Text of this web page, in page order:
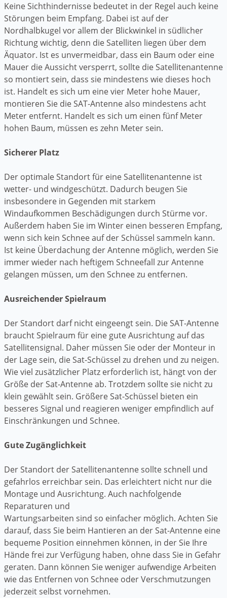
Keine Sichthindernisse bedeutet in der Regel auch keine
Störungen beim Empfang. Dabei ist auf der
Nordhalbkugel vor allem der Blickwinkel in südlicher
Richtung wichtig, denn die Satelliten liegen über dem
Äquator. Ist es unvermeidbar, dass ein Baum oder eine
Mauer die Aussicht versperrt, sollte die Satellitenantenne
so montiert sein, dass sie mindestens wie dieses hoch
ist. Handelt es sich um eine vier Meter hohe Mauer,
montieren Sie die SAT-Antenne also mindestens acht
Meter entfernt. Handelt es sich um einen fünf Meter
hohen Baum, müssen es zehn Meter sein.
Sicherer Platz
Der optimale Standort für eine Satellitenantenne ist
wetter- und windgeschützt. Dadurch beugen Sie
insbesondere in Gegenden mit starkem
Windaufkommen Beschädigungen durch Stürme vor.
Außerdem haben Sie im Winter einen besseren Empfang,
wenn sich kein Schnee auf der Schüssel sammeln kann.
Ist keine Überdachung der Antenne möglich, werden Sie
immer wieder nach heftigem Schneefall zur Antenne
gelangen müssen, um den Schnee zu entfernen.
Ausreichender Spielraum
Der Standort darf nicht eingeengt sein. Die SAT-Antenne
braucht Spielraum für eine gute Ausrichtung auf das
Satellitensignal. Daher müssen Sie oder der Monteur in
der Lage sein, die Sat-Schüssel zu drehen und zu neigen.
Wie viel zusätzlicher Platz erforderlich ist, hängt von der
Größe der Sat-Antenne ab. Trotzdem sollte sie nicht zu
klein gewählt sein. Größere Sat-Schüssel bieten ein
besseres Signal und reagieren weniger empfindlich auf
Einschränkungen und Schnee.
Gute Zugänglichkeit
Der Standort der Satellitenantenne sollte schnell und
gefahrlos erreichbar sein. Das erleichtert nicht nur die
Montage und Ausrichtung. Auch nachfolgende
Reparaturen und
Wartungsarbeiten sind so einfacher möglich. Achten Sie
darauf, dass Sie beim Hantieren an der Sat-Antenne eine
bequeme Position einnehmen können, in der Sie Ihre
Hände frei zur Verfügung haben, ohne dass Sie in Gefahr
geraten. Dann können Sie weniger aufwendige Arbeiten
wie das Entfernen von Schnee oder Verschmutzungen
jederzeit selbst vornehmen.